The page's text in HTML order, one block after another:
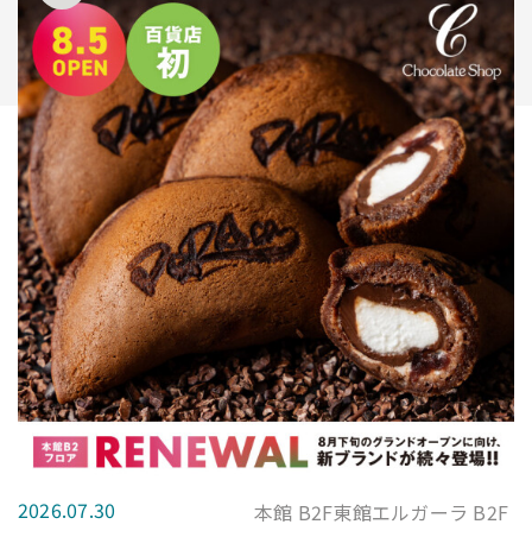
2026.07.30 本館 B2F東館エルガーラ B2F